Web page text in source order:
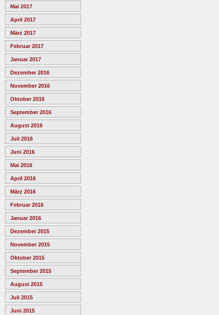
Mai 2017
April 2017
März 2017
Februar 2017
Januar 2017
Dezember 2016
November 2016
Oktober 2016
September 2016
August 2016
Juli 2016
Juni 2016
Mai 2016
April 2016
März 2016
Februar 2016
Januar 2016
Dezember 2015
November 2015
Oktober 2015
September 2015
August 2015
Juli 2015
Juni 2015